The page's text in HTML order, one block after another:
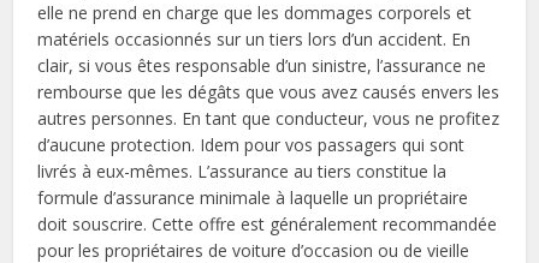
elle ne prend en charge que les dommages corporels et
matériels occasionnés sur un tiers lors d’un accident. En
clair, si vous êtes responsable d’un sinistre, l’assurance ne
rembourse que les dégâts que vous avez causés envers les
autres personnes. En tant que conducteur, vous ne profitez
d’aucune protection. Idem pour vos passagers qui sont
livrés à eux-mêmes. L’assurance au tiers constitue la
formule d’assurance minimale à laquelle un propriétaire
doit souscrire. Cette offre est généralement recommandée
pour les propriétaires de voiture d’occasion ou de vieille